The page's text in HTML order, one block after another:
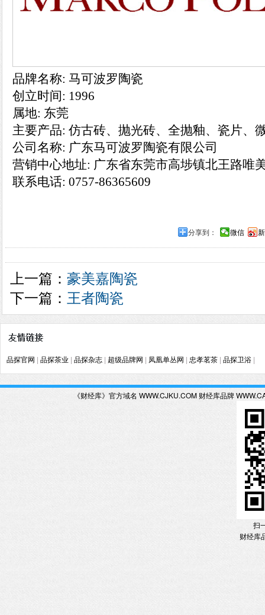
品牌名称: 马可波罗陶瓷
创立时间: 1996
属地: 东莞
主要产品: 仿古砖、抛光砖、全抛釉、瓷片、
公司名称: 广东马可波罗陶瓷有限公司
营销中心地址: 广东省东莞市高埗镇北王路唯
联系电话: 0757-86365609
分享到： 微信
上一篇： 豪美嘉陶瓷
下一篇： 王者陶瓷
品探官网 品探茶业 品探杂志 超级品牌网 凤凰单丛网 忠孝茗茶 品探卫浴
《财经库》官方域名 WWW.CJKU.COM 财经库品牌
扫
财经库